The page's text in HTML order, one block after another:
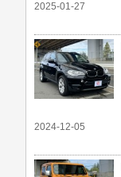
2025-01-27
2024-12-05